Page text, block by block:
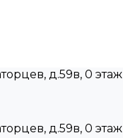
д.59в, 0 этаж
д.59в, 0 этаж